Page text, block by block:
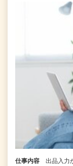
仕事内容
出品入力